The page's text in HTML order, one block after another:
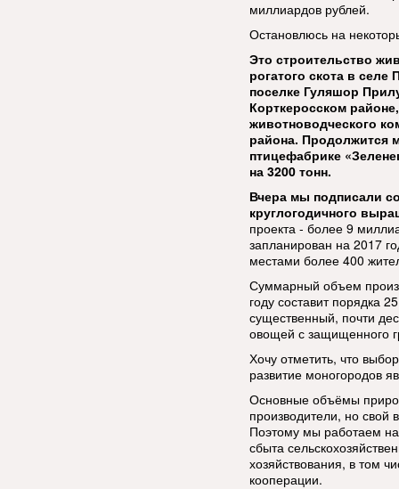
миллиардов рублей.
Остановлюсь на
Это строительство
рогатого скота в
поселке Гуляшор
Корткеросском
животноводческого
района. Продолжится
птицефабрике
на 3200 тонн.
Вчера мы подписали
круглогодичного
проекта - более 9
запланирован на 2017
местами более 400
Суммарный объем
году составит порядка
существенный, почти
овощей с защищенного
Хочу отметить, что
развитие моногородов
Основные объёмы
производители, но свой
Поэтому мы работаем
сбыта
хозяйствования, в том
кооперации.